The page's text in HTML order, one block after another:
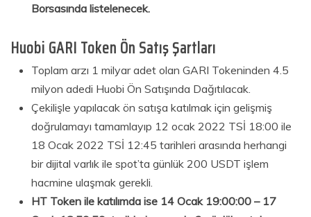
Borsasında listelenecek.
Huobi GARI Token Ön Satış Şartları
Toplam arzı 1 milyar adet olan GARI Tokeninden 4.5
milyon adedi Huobi Ön Satışında Dağıtılacak.
Çekilişle yapılacak ön satışa katılmak için gelişmiş
doğrulamayı tamamlayıp 12 ocak 2022 TSİ 18:00 ile
18 Ocak 2022 TSİ 12:45 tarihleri arasında herhangi
bir dijital varlık ile spot’ta günlük 200 USDT işlem
hacmine ulaşmak gerekli.
HT Token ile katılımda ise 14 Ocak 19:00:00 – 17